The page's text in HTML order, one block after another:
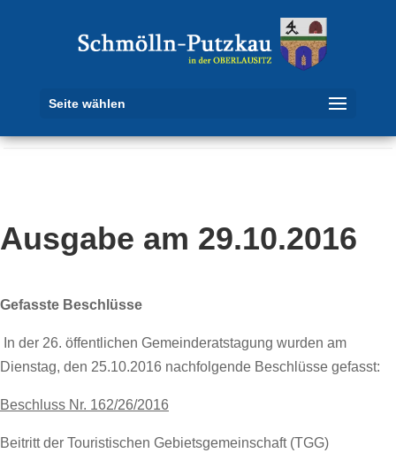
Seite wählen
Ausgabe am 29.10.2016
Gefasste Beschlüsse
In der 26. öffentlichen Gemeinderatstagung wurden am
Dienstag, den 25.10.2016 nachfolgende Beschlüsse gefasst:
Beschluss Nr. 162/26/2016
Beitritt der Touristischen Gebietsgemeinschaft (TGG)